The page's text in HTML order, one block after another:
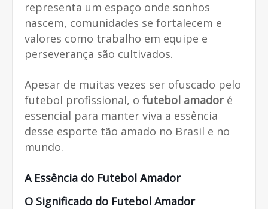
representa um espaço onde sonhos
nascem, comunidades se fortalecem e
valores como trabalho em equipe e
perseverança são cultivados.
Apesar de muitas vezes ser ofuscado pelo
futebol profissional, o futebol amadoré
essencial para manter viva a essência
desse esporte tão amado no Brasil e no
mundo.
A Essência do Futebol Amador
O Significado do Futebol Amador